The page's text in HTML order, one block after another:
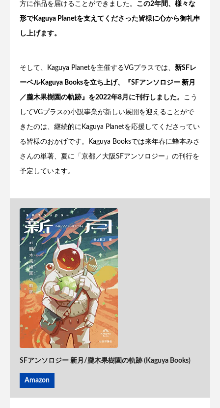
方に作品を届けることができました。 この2年間、様々な
形でKaguya Planetを支えてくださった皆様に心から御礼申
し上げます。
そして、Kaguya Planetを主催するVGプラスでは、 新SFレ
ーベルKaguya Booksを立ち上げ、『SFアンソロジー 新月
／朧木果樹園の軌跡』を2022年8月に刊行しました。 こう
してVGプラスの小説事業が新しい展開を迎えることがで
きたのは、継続的にKaguya Planetを応援してくださってい
る皆様のおかげです。Kaguya Booksでは来年春に蜂本みさ
さんの単著、夏に「京都／大阪SFアンソロジー」の刊行を
予定しています。
SFアンソロジー 新月/朧木果樹園の軌跡 (Kaguya Books)
Amazon